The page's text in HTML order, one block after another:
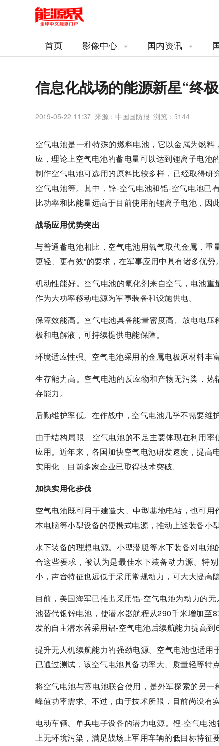
首页 影像中心 国内资讯
信息化战场的能源新星“终
2019-05-22 11:37 来源：中国国防报 浏览： 5144
空气电池是一种特殊的燃料电池，它以金属为燃
应，理论上空气电池的蓄电量可以达到锂离子电池
制作空气电池可选用的原料比较多样，已经取得
空气电池等。其中，锌-空气电池和铝-空气电池已
比功率和比能量远高于目前使用的锂离子电池，因
战场应用优势突出
与普通蓄电池相比，空气电池用氧气取代金属，
更轻、更有效”的要求，在军事应用中具有诸多优势
机动性能好。空气电池的氧化剂来自空气，电池
作为大功率移动电源为军事装备和设施供电。
保障效能高。空气电池具备能量密度高、放电电
极和电解液，可持续提供电能保障。
环境适应性强。空气电池采用的金属电极原材料丰
生存能力高。空气电池的反应物和产物无污染，
存能力。
后勤维护率低。在作战中，空气电池几乎不需要维
由于结构局限，空气电池的不足主要体现在利用
应用。近年来，各国加快空气电池研发速度，提
实用化，目前多家企业已取得技术突破。
加快实用化步伐
空气电池既可用于建造大、中型基地电站，也可
本电脑等小型设备的便携式电源，推动上述装备小
水下装备的理想电源。小型潜艇等水下装备对电
合这些要求，被认为是最佳水下装备动力源。特
小，声音特征也远低于采用常规动力，可大大提高
目前，美国海军已推出采用铝-空气电池为动力的
池替代银锌电池，使潜水器航程从290千米增加至
发的自主潜水器采用铝-空气电池后续航能力提高到
提升无人机续航能力的强劲电源。空气电池也适
已通过测试，该空气电池具备功率大、质量轻等特
将空气电池与蓄电池联合使用，是外军探索的另
峰值功率需求。不过，由于技术所限，目前尚没有
电动车辆、单兵电子设备的潜力电源。锂-空气电
上无环境污染，满足战场上军用车辆的低目标特征